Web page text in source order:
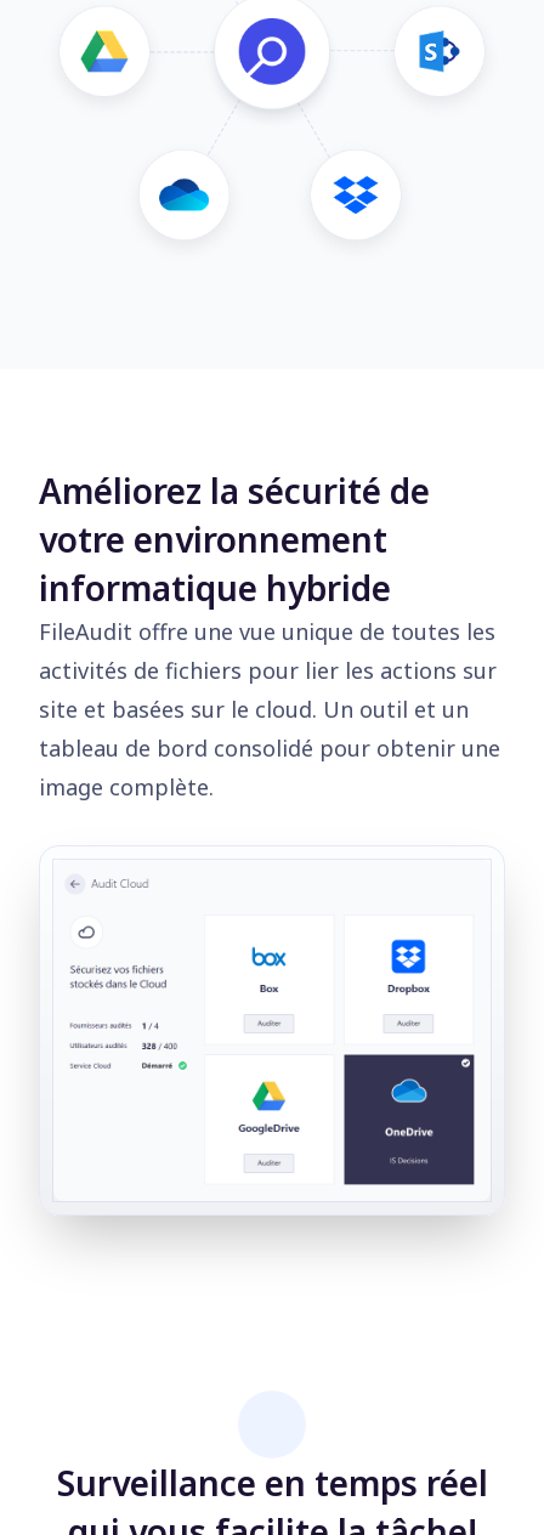
Améliorez la sécurité de
votre environnement
informatique hybride
FileAudit offre une vue unique de toutes les
activités de fichiers pour lier les actions sur
site et basées sur le cloud. Un outil et un
tableau de bord consolidé pour obtenir une
image complète.
Surveillance en temps réel